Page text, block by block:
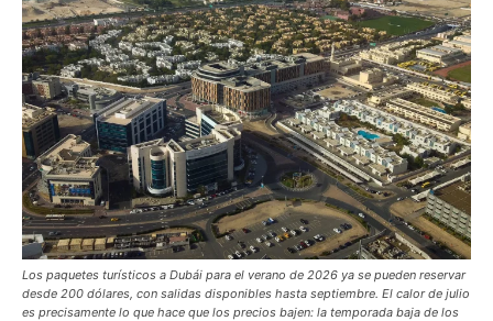
Los paquetes turísticos a Dubái para el verano de 2026 ya se pueden reservar
desde 200 dólares, con salidas disponibles hasta septiembre. El calor de julio
es precisamente lo que hace que los precios bajen: la temporada baja de los